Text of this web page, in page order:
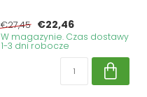
€27,45 €22,46
W magazynie. Czas dostawy
1-3 dni robocze